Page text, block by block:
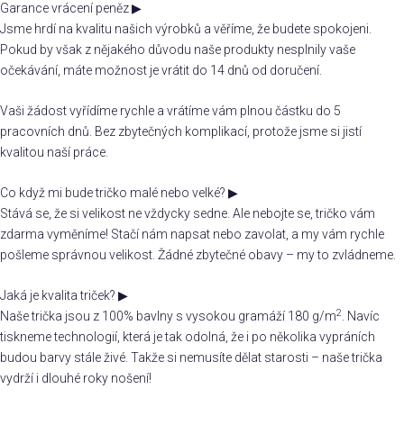
Garance vrácení peněz▶
Jsme hrdí na kvalitu našich výrobků a věříme, že budete spokojeni.
Pokud by však z nějakého důvodu naše produkty nesplnily vaše
očekávání, máte možnost je vrátit do 14 dnů od doručení.
Vaši žádost vyřídíme rychle a vrátíme vám plnou částku do 5
pracovních dnů. Bez zbytečných komplikací, protože jsme si jistí
kvalitou naší práce.
Co když mi bude tričko malé nebo velké? ▶
Stává se, že si velikost ne vždycky sedne. Ale nebojte se, tričko vám
zdarma vyměníme! Stačí nám napsat nebo zavolat, a my vám rychle
pošleme správnou velikost. Žádné zbytečné obavy – my to zvládneme.
Jaká je kvalita triček? ▶
Naše trička jsou z 100% bavlny s vysokou gramáží 180 g/m2
. Navíc
tiskneme technologií, která je tak odolná, že i po několika vypráních
budou barvy stále živé. Takže si nemusíte dělat starosti – naše trička
vydrží i dlouhé roky nošení!